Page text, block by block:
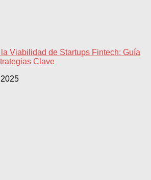
Viabilidad de Startups Fintech: Guía
Clave